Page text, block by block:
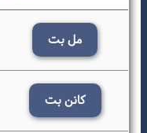
مل بت
کانن بت